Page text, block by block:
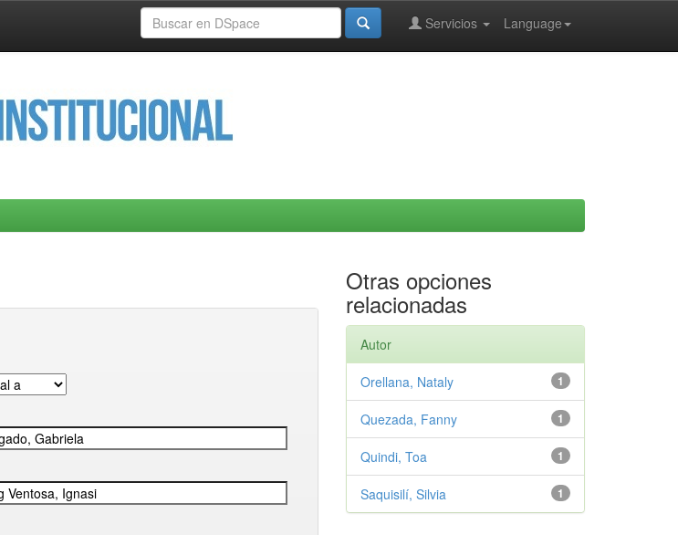
Language
Servicios
Otras opciones
relacionadas
Autor
1
Orellana, Nataly
1
Quezada, Fanny
1
Quindi, Toa
1
Saquisilí, Silvia